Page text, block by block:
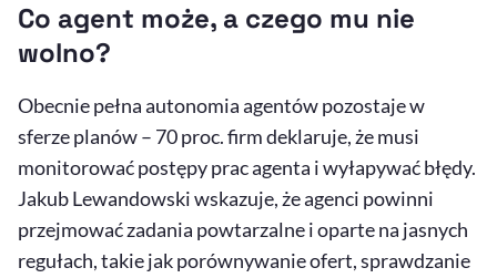
Co agent może, a czego mu nie
wolno?
Obecnie pełna autonomia agentów pozostaje w
sferze planów – 70 proc. firm deklaruje, że musi
monitorować postępy prac agenta i wyłapywać błędy.
Jakub Lewandowski wskazuje, że agenci powinni
przejmować zadania powtarzalne i oparte na jasnych
regułach, takie jak porównywanie ofert, sprawdzanie